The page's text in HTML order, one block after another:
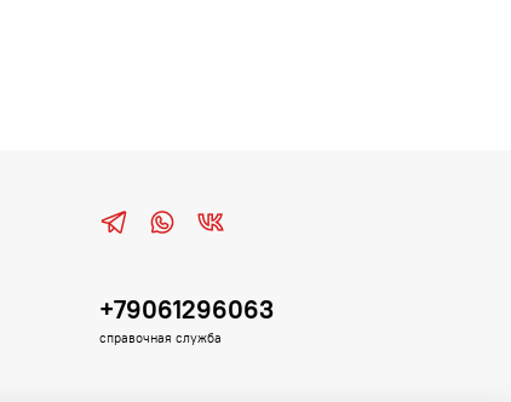
+79061296063
справочная служба